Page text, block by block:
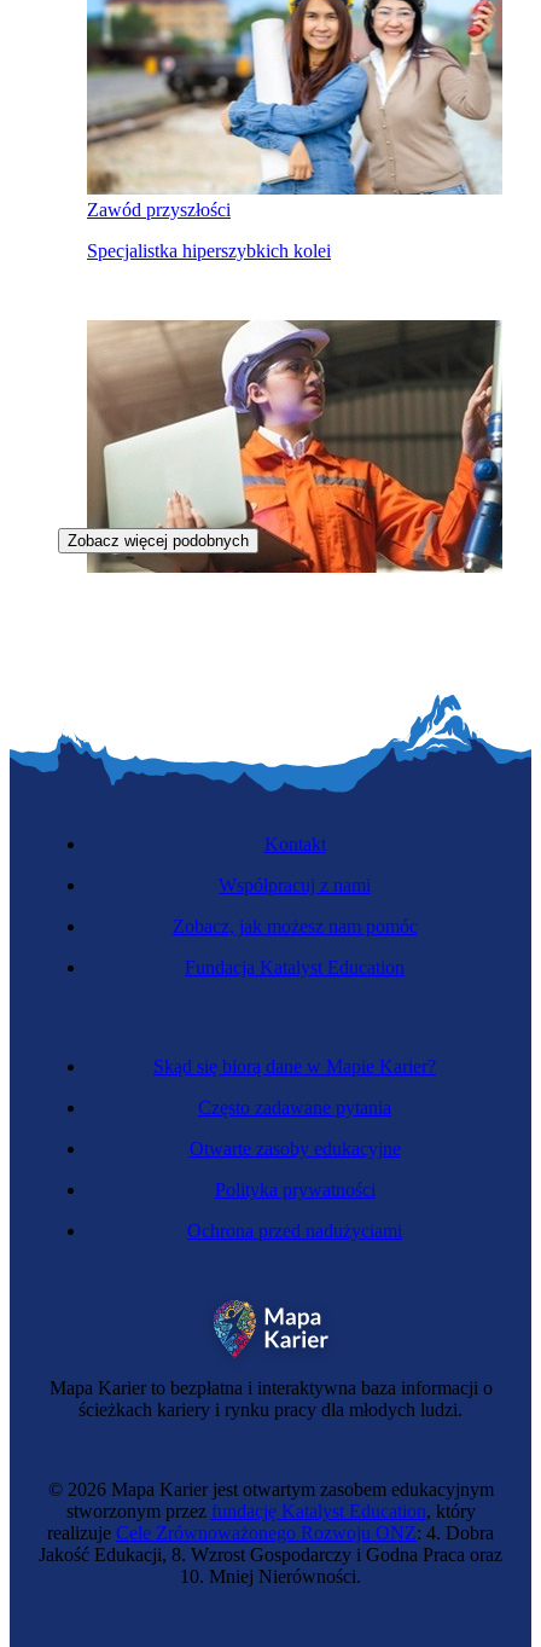
Zawód przyszłości
Specjalistka hiperszybkich kolei
Inżynierka elektroenergetyczka
Zawód przyszłości
Specjalistka zaawansowanej odzieży
Zobacz więcej podobnych
Mapa Karier to bezpłatna i interaktywna baza informacji o
ścieżkach kariery i rynku pracy dla młodych ludzi.
Skąd się biorą dane w Mapie Karier?
Często zadawane pytania
Otwarte zasoby edukacyjne
Polityka prywatności
Ochrona przed nadużyciami
Kontakt
Współpracuj z nami
Zobacz, jak możesz nam pomóc
Fundacja Katalyst Education
© 2026 Mapa Karier jest otwartym zasobem edukacyjnym
stworzonym przez fundację Katalyst Education, który
realizuje Cele Zrównoważonego Rozwoju ONZ: 4. Dobra
Jakość Edukacji, 8. Wzrost Gospodarczy i Godna Praca oraz
10. Mniej Nierówności.